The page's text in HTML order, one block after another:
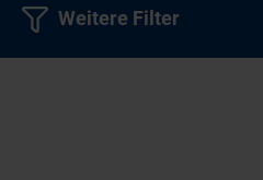
Weitere Filter